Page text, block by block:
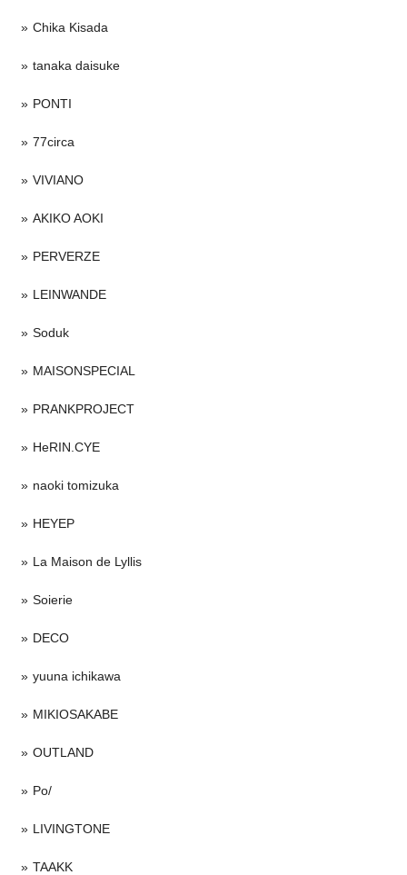
Chika Kisada
tanaka daisuke
PONTI
77circa
VIVIANO
AKIKO AOKI
PERVERZE
LEINWANDE
Soduk
MAISONSPECIAL
PRANKPROJECT
HeRIN.CYE
naoki tomizuka
HEYEP
La Maison de Lyllis
Soierie
DECO
yuuna ichikawa
MIKIOSAKABE
OUTLAND
Po/
LIVINGTONE
TAAKK